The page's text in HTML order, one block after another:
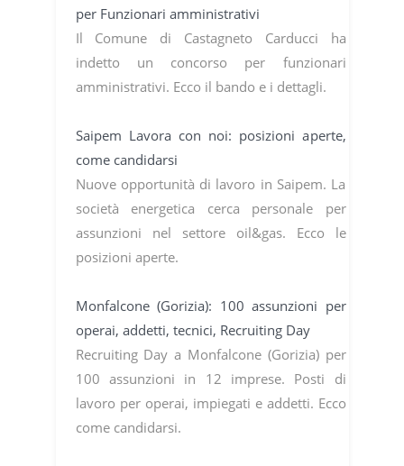
per Funzionari amministrativi
Il Comune di Castagneto Carducci ha
indetto un concorso per funzionari
amministrativi. Ecco il bando e i dettagli.
Saipem Lavora con noi: posizioni aperte,
come candidarsi
Nuove opportunità di lavoro in Saipem. La
società energetica cerca personale per
assunzioni nel settore oil&gas. Ecco le
posizioni aperte.
Monfalcone (Gorizia): 100 assunzioni per
operai, addetti, tecnici, Recruiting Day
Recruiting Day a Monfalcone (Gorizia) per
100 assunzioni in 12 imprese. Posti di
lavoro per operai, impiegati e addetti. Ecco
come candidarsi.